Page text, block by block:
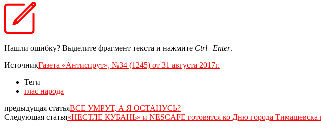
Нашли ошибку? Выделите фрагмент текста и нажмите Ctrl+Enter.
ИсточникГазета «Антиспрут», №34 (1245) от 31 августа 2017г.
Теги
глас народа
предыдущая статьяВСЕ УМРУТ, А Я ОСТАНУСЬ?
Следующая статья«НЕСТЛЕ КУБАНЬ» и NESCAFE готовятся ко Дню города Тимашевска